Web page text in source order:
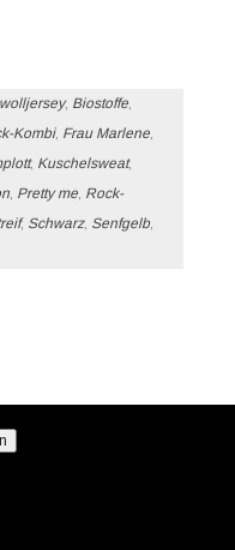
, Biostoffe
Kombi, Frau Marlene
, Kuschelsweat,
Pretty me Rock-
, Schwarz, Senfgelb,